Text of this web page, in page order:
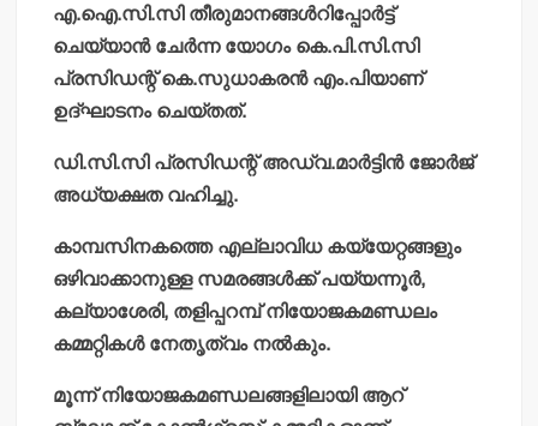
എ.ഐ.സി.സി തീരുമാനങ്ങള്‍റിപ്പോര്‍ട്ട്
ചെയ്യാന്‍ ചേര്‍ന്ന യോഗം കെ.പി.സി.സി
പ്രസിഡന്റ് കെ.സുധാകരന്‍ എം.പിയാണ്
ഉദ്ഘാടനം ചെയ്തത്.
ഡി.സി.സി പ്രസിഡന്റ് അഡ്വ.മാര്‍ട്ടിന്‍ ജോര്‍ജ്
അധ്യക്ഷത വഹിച്ചു.
കാമ്പസിനകത്തെ എല്ലാവിധ കയ്യേറ്റങ്ങളും
ഒഴിവാക്കാനുള്ള സമരങ്ങള്‍ക്ക് പയ്യന്നൂര്‍,
കല്യാശേരി, തളിപ്പറമ്പ് നിയോജകമണ്ഡലം
കമ്മറ്റികള്‍ നേതൃത്വം നല്‍കും.
മൂന്ന് നിയോജകമണ്ഡലങ്ങളിലായി ആറ്